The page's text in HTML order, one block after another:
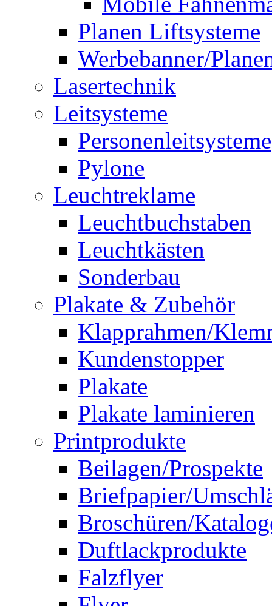
Planen Liftsysteme
Werbebanner/
Lasertechnik
Leitsysteme
Personenleitsysteme
Pylone
Leuchtreklame
Leuchtbuchstaben
Leuchtkästen
Sonderbau
Plakate & Zubehör
Klapprahmen/
Kundenstopper
Plakate
Plakate laminieren
Printprodukte
Beilagen/Prospekte
Briefpapier/
Broschüren/
Duftlackprodukte
Falzflyer